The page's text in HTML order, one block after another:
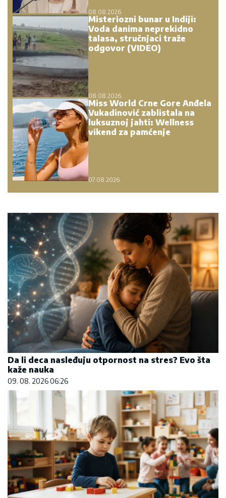
08.08.2026.
Misteriozni bunar u Indiji:
Voda danima neprekidno
talasa, stručnjaci traže
odgovor (VIDEO)
08.08.2026.
Miss World Crne Gore Anđela
Vukadinović zablistala na
luksuznoj jahti: Wellness
vikend za pamćenje
07.08.2026.
Da li deca nasleđuju otpornost na stres? Evo šta
kaže nauka
09. 08. 2026 06:26